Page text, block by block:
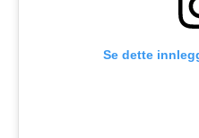
Se dette